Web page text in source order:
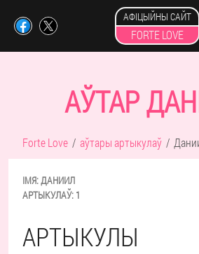
АФІЦЫЙНЫ САЙТ
FORTE LOVE
АЎТАР
Forte Love аўтары артыкулаў
ІМЯ:ДАНИИЛ
АРТЫКУЛАЎ: 1
АРТЫКУЛЫ